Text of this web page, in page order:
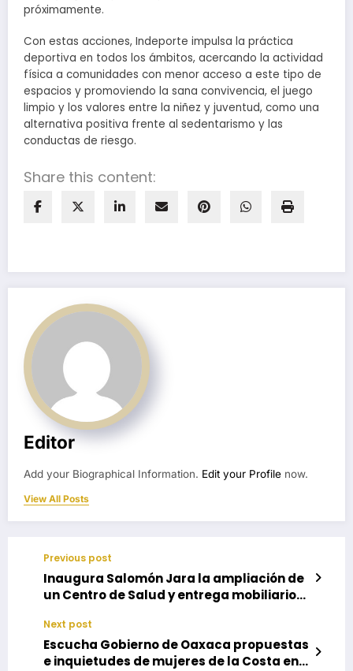
próximamente.
Con estas acciones, Indeporte impulsa la práctica
deportiva en todos los ámbitos, acercando la actividad
física a comunidades con menor acceso a este tipo de
espacios y promoviendo la sana convivencia, el juego
limpio y los valores entre la niñez y juventud, como una
alternativa positiva frente al sedentarismo y las
conductas de riesgo.
Share this content:
Editor
Add your Biographical Information. Edit your Profile now.
View All Posts
Previous post
Inaugura Salomón Jara la ampliación de
un Centro de Salud y entrega mobiliario
Next post
Escucha Gobierno de Oaxaca propuestas
e inquietudes de mujeres de la Costa en